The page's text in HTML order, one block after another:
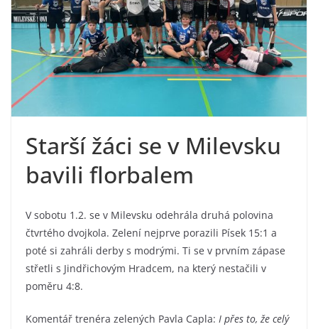
Starší žáci se v Milevsku
bavili florbalem
V sobotu 1.2. se v Milevsku odehrála druhá polovina
čtvrtého dvojkola. Zelení nejprve porazili Písek 15:1 a
poté si zahráli derby s modrými. Ti se v prvním zápase
střetli s Jindřichovým Hradcem, na který nestačili v
poměru 4:8.
Komentář trenéra zelených Pavla Capla: I přes to, že celý